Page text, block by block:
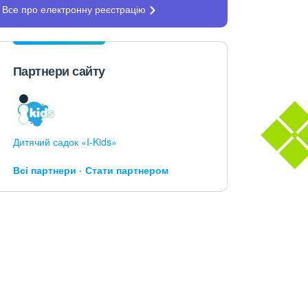
Все про електронну реєстрацію
Партнери сайту
Дитячий садок «I-Kids»
Всі партнери Стати партнером